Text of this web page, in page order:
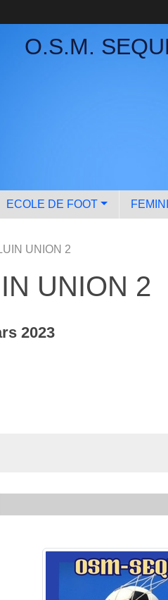
O.S.M.
ECOLE DE FOOT
UNION 2
UNION 2
2023